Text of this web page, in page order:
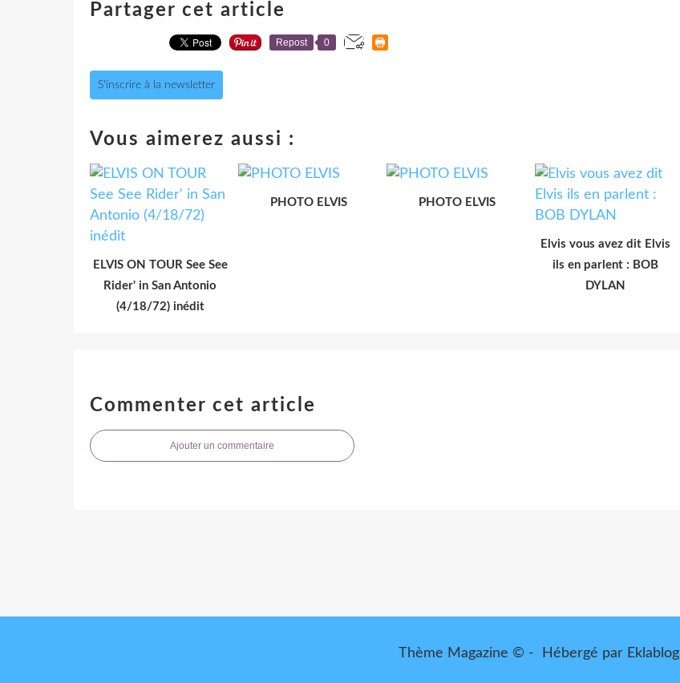
Partager cet article
Repost 0
S'inscrire à la newsletter
Vous aimerez aussi :
ELVIS ON TOUR See See
Rider' in San Antonio
(4/18/72) inédit
PHOTO ELVIS PHOTO ELVIS
Elvis vous avez dit Elvis
ils en parlent : BOB
DYLAN
Commenter cet article
Ajouter un commentaire
Thème Magazine © - Hébergé par Eklablog